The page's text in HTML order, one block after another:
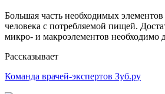
Большая часть необходимых
человека с потребляемой пищей.
микро- и макроэлементов необходимо
Рассказывает
Команда врачей-экспертов Зуб.ру